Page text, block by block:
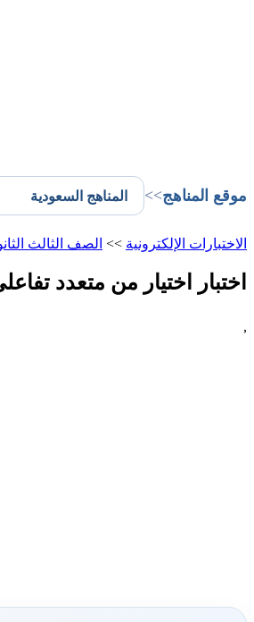
موقع المناهج>>
الاختبارات الإلكترونية >> الصف الثالث
اختبار اختيار من متعدد
,